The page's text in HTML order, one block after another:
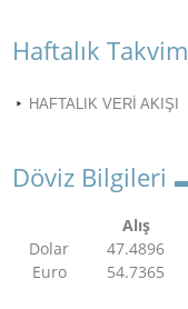
Haftalık Takvim
HAFTALIK VERİ AKIŞI
Döviz Bilgileri
Alış
Dolar
47.4896
Euro
54.7365